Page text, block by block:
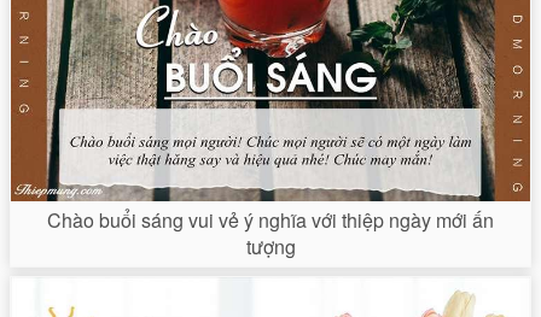
Chào buổi sáng vui vẻ ý nghĩa với thiệp ngày mới ấn
tượng